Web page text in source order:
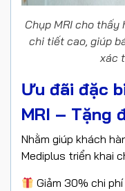
Chụp MRI cho
chi tiết cao, giúp
xác
Ưu đãi đặc
MRI – Tặng
Nhằm giúp khách
Mediplus triển khai
Giảm 30% chi